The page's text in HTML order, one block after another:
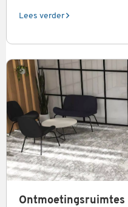
Lees verder